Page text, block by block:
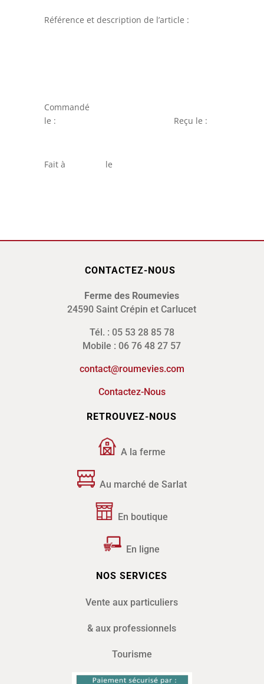
Référence et description de l’article :
Commandé
le : Reçu le :
Fait à le
CONTACTEZ-NOUS
Ferme des Roumevies
24590 Saint Crépin et Carlucet
Tél. : 05 53 28 85 78
Mobile : 06 76 48 27 57
contact@roumevies.com
Contactez-Nous
RETROUVEZ-NOUS
A la ferme
Au marché de Sarlat
En boutique
En ligne
NOS SERVICES
Vente aux particuliers
& aux professionnels
Tourisme